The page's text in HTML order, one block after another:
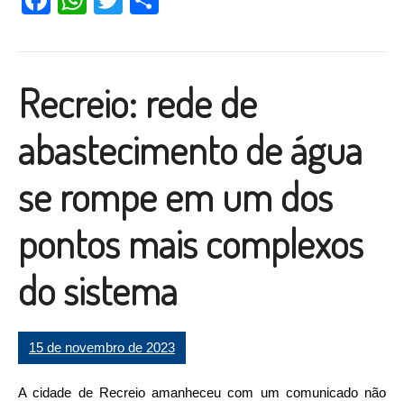
Recreio: rede de
abastecimento de água
se rompe em um dos
pontos mais complexos
do sistema
15 de novembro de 2023
A cidade de Recreio amanheceu com um comunicado não